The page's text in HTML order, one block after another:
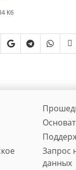
Кб
Запрос
данных